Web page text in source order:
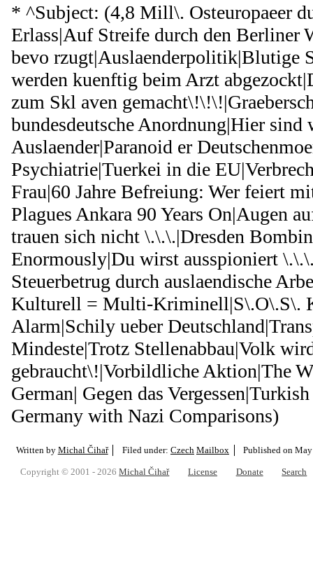
* ^Subject: (4,8 Mill\. Osteuropaeer
Erlass|Auf Streife durch den Berliner
bevo rzugt|Auslaenderpolitik|Blutige
werden kuenftig beim Arzt
zum Skl aven
bundesdeutsche Anordnung|Hier
Auslaender|Paranoid er
Psychiatrie|Tuerkei in die
Frau|60 Jahre Befreiung: Wer feiert
Plagues Ankara 90 Years On|Augen
trauen sich nicht \.\.\.|Dresden
Enormously|Du wirst ausspioniert
Steuerbetrug durch auslaendische
Kulturell = Multi-Kriminell|S\.O\.S\.
Alarm|Schily ueber
Mindeste|Trotz Stellenabbau|Volk
gebraucht\!|Vorbildliche Aktion|The
German| Gegen das
Germany with Nazi Comparisons)
Written by Michal Čihař Filed under: Czech Mailbox Published on
Copyright © 2001 - 2026Michal Čihař License Donate Search